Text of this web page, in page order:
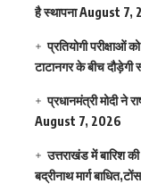
है स्थापनाAugust 7,
प्रतियोगी
टाटानगर के बीच
प्रधानमंत्री मोदी ने
August 7, 2026
उत्तराखंड में बारिश
बद्रीनाथ मार्ग